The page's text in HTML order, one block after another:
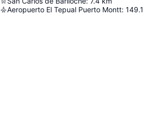
Aeropuerto El Tepual Puerto Montt: 149.1